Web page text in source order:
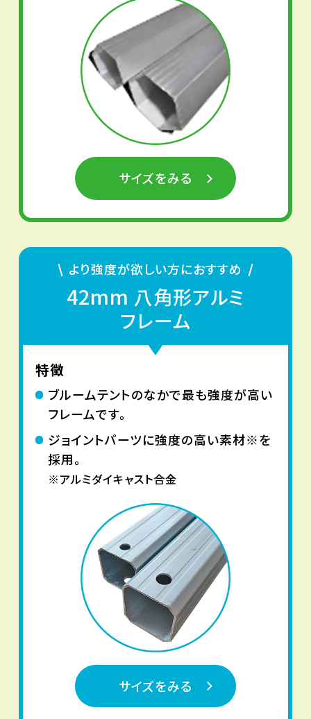
サイズをみる
より強度が欲しい方におすすめ
42mm 八角形アルミ
フレーム
特徴
ブルームテントのなかで最も強度が高い
フレームです。
ジョイントパーツに強度の高い素材※を
採用。
※アルミダイキャスト合金
サイズをみる